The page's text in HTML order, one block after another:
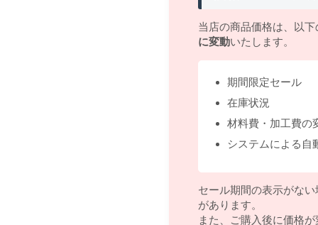
当店の商品価格は、以
に変動いたします。
期間限定セール
在庫状況
材料費・加工費の
システムによる自
セール期間の表示がな
があります。
また、ご購入後に価格